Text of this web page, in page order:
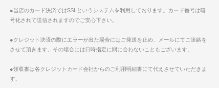
●当店のカード決済ではSSLというシステムを利用しております。カード番号は暗
号化されて送信されますのでご安心下さい。
●クレジット決済の際にエラーが出た場合にはご発送を止め、メールにてご連絡を
させて頂きます。その場合には日時指定に間に合わないこともございます。
●領収書は各クレジットカード会社からのご利用明細書にて代えさせていただきま
す。